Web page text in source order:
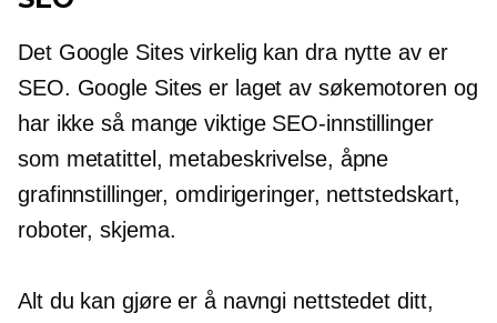
Det Google Sites virkelig kan dra nytte av er
SEO. Google Sites er laget av søkemotoren og
har ikke så mange viktige SEO-innstillinger
som metatittel, metabeskrivelse, åpne
grafinnstillinger, omdirigeringer, nettstedskart,
roboter, skjema.
Alt du kan gjøre er å navngi nettstedet ditt,